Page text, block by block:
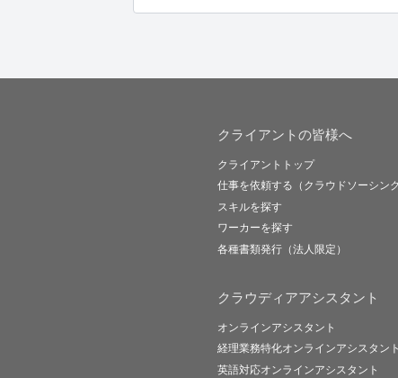
クライアントの皆様へ
クライアントトップ
仕事を依頼する（クラウドソーシング
スキルを探す
ワーカーを探す
各種書類発行（法人限定）
クラウディアアシスタント
オンラインアシスタント
経理業務特化オンラインアシスタント
英語対応オンラインアシスタント